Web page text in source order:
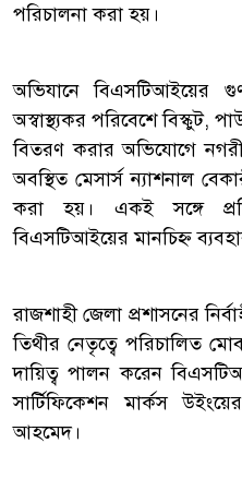
পরিচালনা করা হয়।
অভিযানে বিএসটিআইয়ের
অস্বাস্থ্যকর পরিবেশে বিস্কুট,
বিতরণ করার অভিযোগে
অবস্থিত মেসার্স ন্যাশনাল
করা হয়। একই সঙ্গে
বিএসটিআইয়ের মানচিহ্ন
রাজশাহী জেলা প্রশাসনের
তিথীর নেতৃত্বে পরিচালিত
দায়িত্ব পালন করেন
সার্টিফিকেশন মার্কস
আহমেদ।